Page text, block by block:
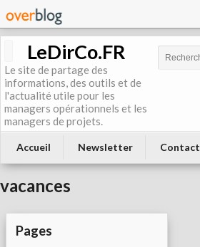
LeDirCo.FR
Le site de partage des
informations, des outils et de
l'actualité utile pour les
managers opérationnels et les
managers de projets.
Accueil Newsletter Contact
vacances
Pages